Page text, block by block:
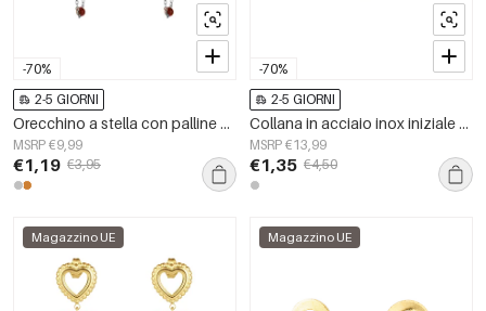
-70%
2-5 GIORNI
Orecchino a stella con palline colorate Silver Color Stainless Steel
MSRP €9,99
€1,19 €3,95
-70%
2-5 GIORNI
Collana in acciaio inox iniziale A Silver Color Stainless Steel
MSRP €13,99
€1,35 €4,50
Magazzino UE Magazzino UE